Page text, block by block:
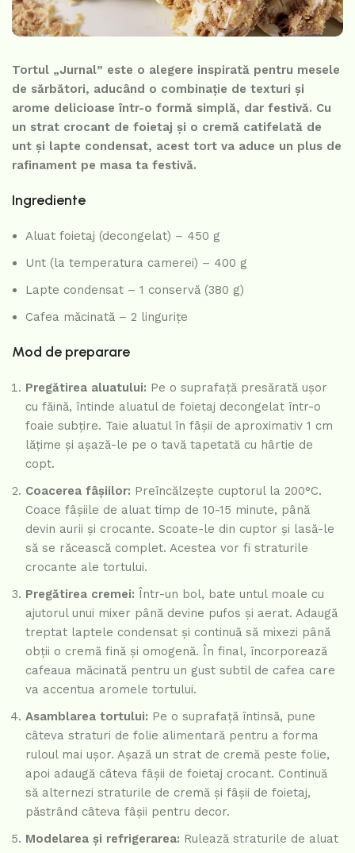
Tortul „Jurnal” este o alegere inspirată pentru mesele
de sărbători, aducând o combinație de texturi și
arome delicioase într-o formă simplă, dar festivă. Cu
un strat crocant de foietaj și o cremă catifelată de
unt și lapte condensat, acest tort va aduce un plus de
rafinament pe masa ta festivă.
Ingrediente
Aluat foietaj (decongelat) – 450 g
Unt (la temperatura camerei) – 400 g
Lapte condensat – 1 conservă (380 g)
Cafea măcinată – 2 lingurițe
Mod de preparare
Pregătirea aluatului: Pe o suprafață presărată ușor
cu făină, întinde aluatul de foietaj decongelat într-o
foaie subțire. Taie aluatul în fâșii de aproximativ 1 cm
lățime și așază-le pe o tavă tapetată cu hârtie de
copt.
Coacerea fâșiilor: Preîncălzește cuptorul la 200°C.
Coace fâșiile de aluat timp de 10-15 minute, până
devin aurii și crocante. Scoate-le din cuptor și lasă-le
să se răcească complet. Acestea vor fi straturile
crocante ale tortului.
Pregătirea cremei: Într-un bol, bate untul moale cu
ajutorul unui mixer până devine pufos și aerat. Adaugă
treptat laptele condensat și continuă să mixezi până
obții o cremă fină și omogenă. În final, încorporează
cafeaua măcinată pentru un gust subtil de cafea care
va accentua aromele tortului.
Asamblarea tortului: Pe o suprafață întinsă, pune
câteva straturi de folie alimentară pentru a forma
ruloul mai ușor. Așază un strat de cremă peste folie,
apoi adaugă câteva fâșii de foietaj crocant. Continuă
să alternezi straturile de cremă și fâșii de foietaj,
păstrând câteva fâșii pentru decor.
Modelarea și refrigerarea: Rulează straturile de aluat